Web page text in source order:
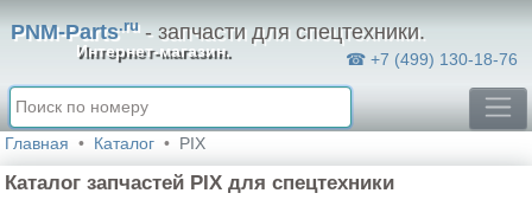
PNM-Parts.ru- запчасти для спецтехники.
Интернет-магазин. ☎ +7 (499) 130-18-76
Главная Каталог PIX
Каталог запчастей PIX для спецтехники